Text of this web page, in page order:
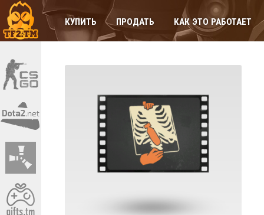
КУПИТЬ ПРОДАТЬ КАК ЭТО РАБОТАЕТ